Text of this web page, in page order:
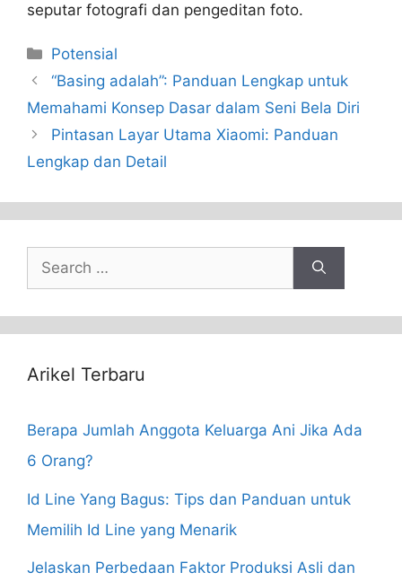
seputar fotografi dan pengeditan foto.
Categories
Potensial
“Basing adalah”: Panduan Lengkap untuk
Memahami Konsep Dasar dalam Seni Bela Diri
Pintasan Layar Utama Xiaomi: Panduan
Lengkap dan Detail
Search
for:
Arikel Terbaru
Berapa Jumlah Anggota Keluarga Ani Jika Ada
6 Orang?
Id Line Yang Bagus: Tips dan Panduan untuk
Memilih Id Line yang Menarik
Jelaskan Perbedaan Faktor Produksi Asli dan